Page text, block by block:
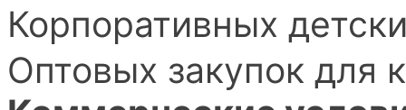
Корпоративных
Оптовых закупок для